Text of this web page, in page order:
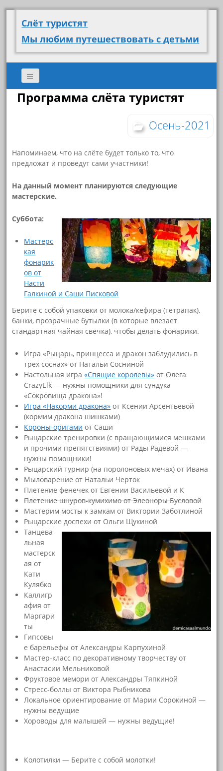
Слёт туристят
Мы любим путешествовать с детьми
Программа слёта туристят
Осень-2021
Напоминаем, что на слёте будет только то, что
предложат и проведут сами участники!
На данный момент планируются следующие
мастерские.
Суббота:
Мастерс
кая
фонарик
ов от
Насти
Галкиной и Саши Писковой
Берите с собой упаковки от молока/кефира (тетрапак),
банки, прозрачные бутылки (в которые влезает
стандартная чайная свечка), чтобы делать фонарики.
Игра «Рыцарь, принцесса и дракон заблудились в
трёх соснах» от Натальи Сосниной
Настольная игра«Спящие королевы» от Олега
CrazyElk — нужны помощники для сундука
«Сокровища дракона»!
Игра «Накорми дракона» от Ксении Арсентьевой
(кормим дракона шишками)
Короны-оригами от Саши
Рыцарские тренировки (с вращающимися мешками
и прочими препятствиями) от Рады Радевой —
нужны помощники!
Рыцарский турнир (на поролоновых мечах) от Ивана
Мыловарение от Натальи Черток
Плетение фенечек от Евгении Васильевой и К
Плетение шнуров-кумихимо от Элеоноры Бусловой
Мастерим мосты к замкам от Виктории Заботлиной
Рыцарские доспехи от Ольги Щукиной
Танцева
льная
мастерск
ая от
Кати
Кулябко
Каллигр
афия от
Маргари
ты
Гипсовы
е барельефы от Александры Карпухиной
Мастер-класс по декоративному творчеству от
Анастасии Мельниковой
Фруктовое мемори от Александры Тяпкиной
Стресс-боллы от Виктора Рыбникова
Локальное ориентирование от Марии Сорокиной —
нужны ведущие
Хороводы для малышей — нужны ведущие!
Колотилки — Берите с собой молотки!